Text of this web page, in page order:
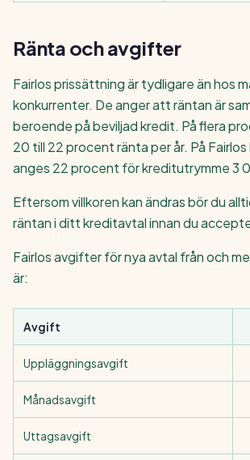
Ränta och avgifter
Fairlos prissättning är tydligare än hos
konkurrenter. De anger att räntan är
beroende på beviljad kredit. På flera
20 till 22 procent ränta per år. På
anges 22 procent för kreditutrymme 3
Eftersom villkoren kan ändras bör du
räntan i ditt kreditavtal innan du
Fairlos avgifter för nya avtal från och
är:
Avgift
Uppläggningsavgift
Månadsavgift
Uttagsavgift